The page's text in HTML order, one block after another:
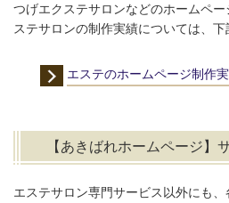
つげエクステサロンなどのホームペ
ステサロンの制作実績については、下
エステのホームページ制作
【あきばれホームページ】
エステサロン専門サービス以外にも